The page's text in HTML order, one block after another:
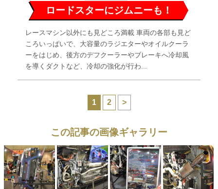
ロードスターにジムニーも！
レースマシン以外にも見どころ満載 車両の各部も見ど
ころいっぱいで、大容量のラジエターやオイルクーラ
ーをはじめ、後方のデフクーラーやブレーキへ冷却風
を導くダクトなど、冷却の強化が行わ...
1 2 >
この記事の画像ギャラリー